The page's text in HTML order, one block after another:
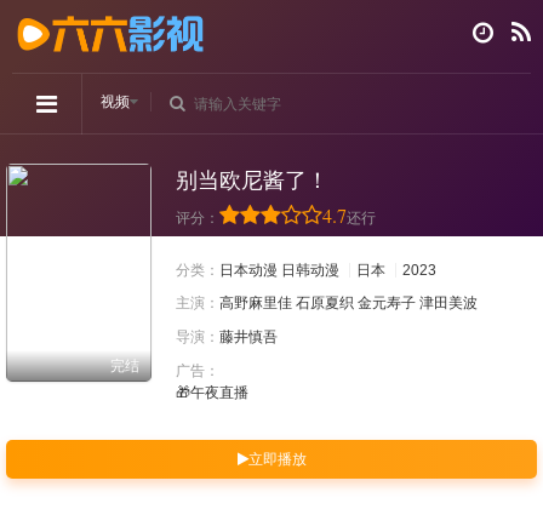
视频
完结
别当欧尼酱了！
评分： 4.7还行
分类： 日本动漫 日韩动漫 日本
2023
主演： 高野麻里佳 石原夏织 金元寿子 津田美波
导演： 藤井慎吾
广告：
🎁午夜直播
立即播放